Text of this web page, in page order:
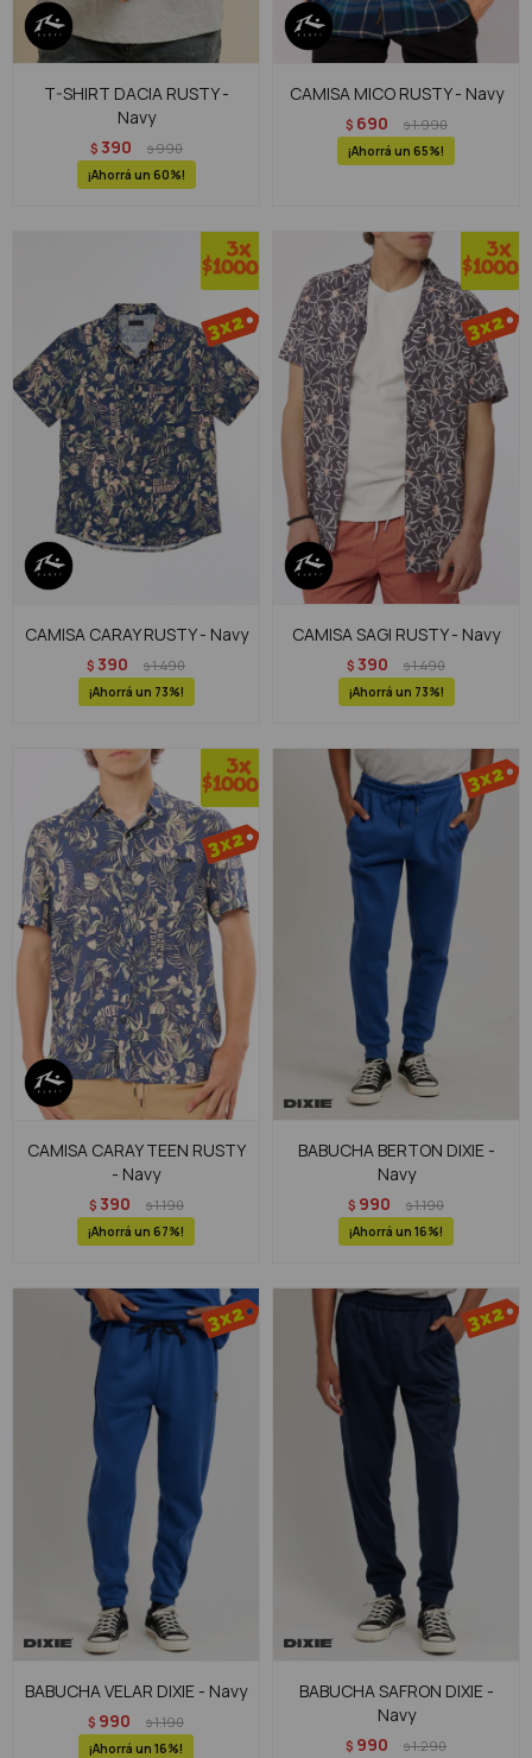
T-SHIRT DACIA RUSTY -
Navy
$ 390 $990
60
CAMISA MICO RUSTY - Navy
$ 690 $1.990
65
CAMISA CARAY RUSTY - Navy
$ 390 $1.490
73
CAMISA SAGI RUSTY - Navy
$ 390 $1.490
73
CAMISA CARAY TEEN RUSTY
- Navy
$ 390 $1.190
67
BABUCHA BERTON DIXIE -
Navy
$ 990 $1.190
16
BABUCHA VELAR DIXIE - Navy
$ 990 $1.190
16
BABUCHA SAFRON DIXIE -
Navy
$ 990 $1.290